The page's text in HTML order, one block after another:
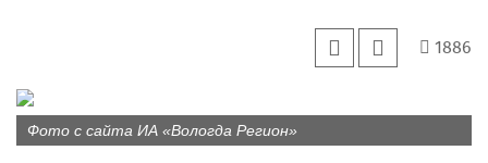
1886
Фото с сайта ИА «Вологда Регион»